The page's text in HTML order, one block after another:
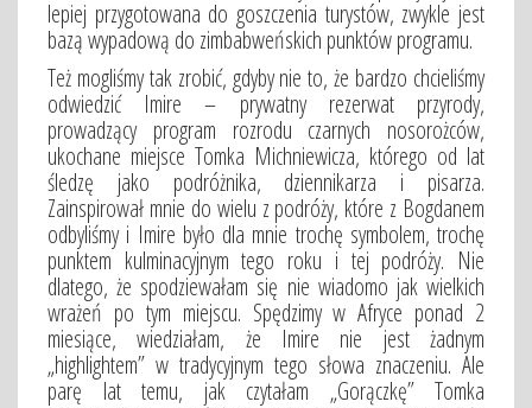
lepiej przygotowana do goszczenia turystów, zwykle jest
bazą wypadową do zimbabweńskich punktów programu.
Też mogliśmy tak zrobić, gdyby nie to, że bardzo chcieliśmy
odwiedzić Imire – prywatny rezerwat przyrody,
prowadzący program rozrodu czarnych nosorożców,
ukochane miejsce Tomka Michniewicza, którego od lat
śledzę jako podróżnika, dziennikarza i pisarza.
Zainspirował mnie do wielu z podróży, które z Bogdanem
odbyliśmy i Imire było dla mnie trochę symbolem, trochę
punktem kulminacyjnym tego roku i tej podróży. Nie
dlatego, że spodziewałam się nie wiadomo jak wielkich
wrażeń po tym miejscu. Spędzimy w Afryce ponad 2
miesiące, wiedziałam, że Imire nie jest żadnym
„highlightem” w tradycyjnym tego słowa znaczeniu. Ale
parę lat temu, jak czytałam „Gorączkę” Tomka